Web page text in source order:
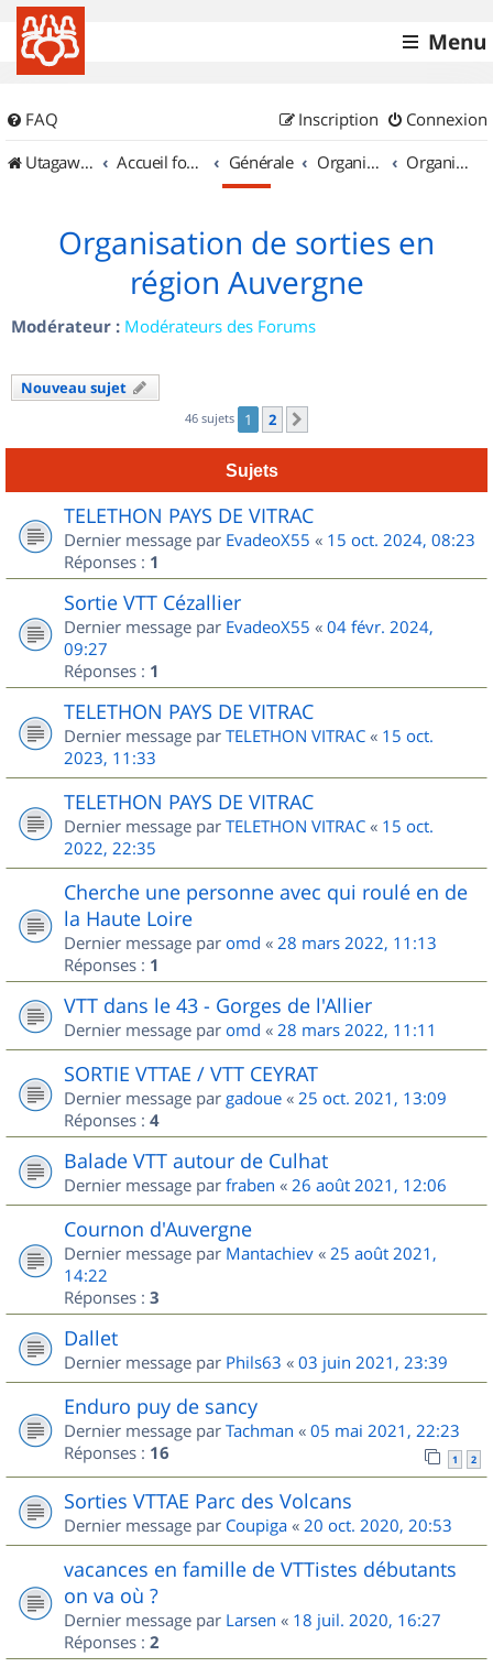
Menu
FAQ Connexion
Inscription
UtagawaVTT (Randos VTT et VTTAE avec traces GPS)
Accueil forum Générale Organisation de sorties & Recherche de partenaires Organisation de sorties en région Auvergne
Organisation de sorties en
région Auvergne
Modérateur : Modérateurs des Forums
Nouveau sujet
46 sujets 1 2
Sujets
TELETHON PAYS DE VITRAC
Dernier message par EvadeoX55 « 15 oct. 2024, 08:23
Réponses : 1
Sortie VTT Cézallier
Dernier message par EvadeoX55 « 04 févr. 2024,
09:27
Réponses : 1
TELETHON PAYS DE VITRAC
Dernier message par TELETHON VITRAC « 15 oct.
2023, 11:33
TELETHON PAYS DE VITRAC
Dernier message par TELETHON VITRAC « 15 oct.
2022, 22:35
Cherche une personne avec qui roulé en de
la Haute Loire
Dernier message par omd « 28 mars 2022, 11:13
Réponses : 1
VTT dans le 43 - Gorges de l'Allier
Dernier message par omd « 28 mars 2022, 11:11
SORTIE VTTAE / VTT CEYRAT
Dernier message par gadoue « 25 oct. 2021, 13:09
Réponses : 4
Balade VTT autour de Culhat
Dernier message par fraben « 26 août 2021, 12:06
Cournon d'Auvergne
Dernier message par Mantachiev « 25 août 2021,
14:22
Réponses : 3
Dallet
Dernier message par Phils63 « 03 juin 2021, 23:39
Enduro puy de sancy
Dernier message par Tachman « 05 mai 2021, 22:23
Réponses : 16 1 2
Sorties VTTAE Parc des Volcans
Dernier message par Coupiga « 20 oct. 2020, 20:53
vacances en famille de VTTistes débutants
on va où ?
Dernier message par Larsen « 18 juil. 2020, 16:27
Réponses : 2